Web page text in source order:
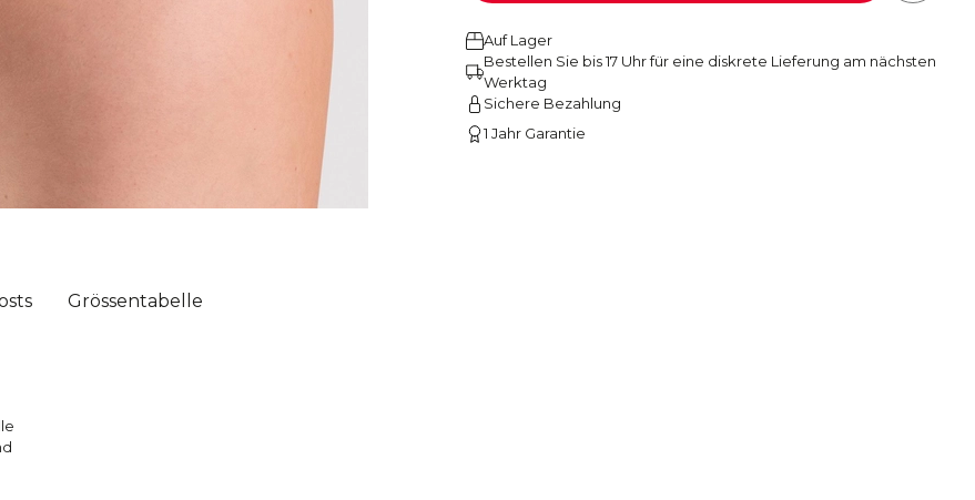
Auf Lager
Bestellen Sie bis 17 Uhr für eine diskrete Lieferung am nächsten
Werktag
Sichere Bezahlung
1 Jahr Garantie
Grössentabelle